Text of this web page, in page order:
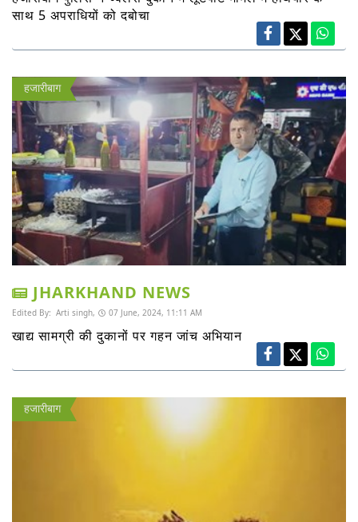
साथ 5 अपराधियों को दबोचा
हजारीबाग
JHARKHAND NEWS
Edited By: Arti singh, 07 June, 2024, 11:11 AM
खाद्य सामग्री की दुकानों पर गहन जांच अभियान
हजारीबाग